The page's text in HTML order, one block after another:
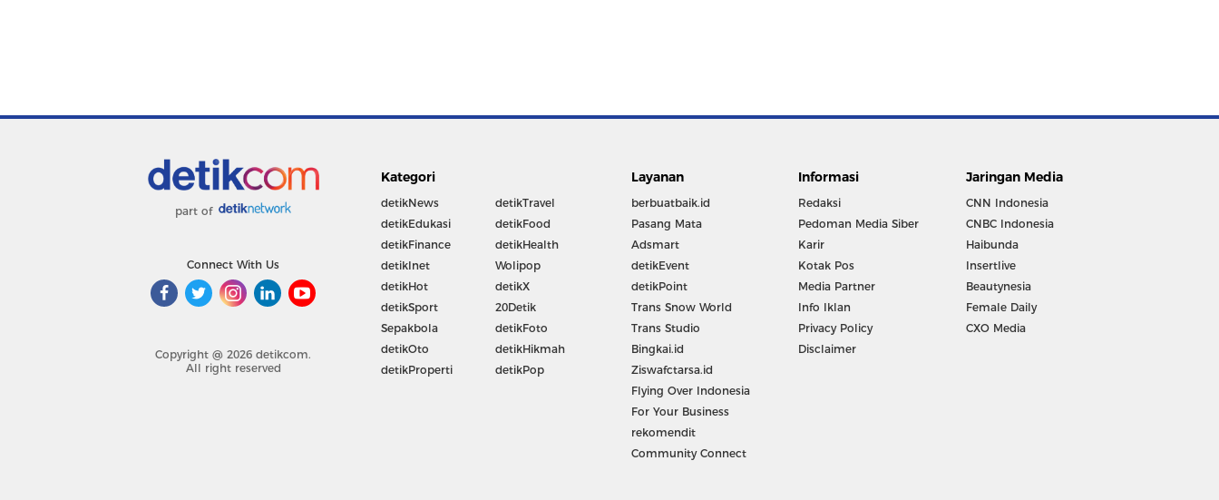
part of
Connect With Us
Copyright @ 2026 detikcom.
All right reserved
Kategori
detikNews
detikEdukasi
detikFinance
detikInet
detikHot
detikSport
Sepakbola
detikOto
detikProperti
detikTravel
detikFood
detikHealth
Wolipop
detikX
20Detik
detikFoto
detikHikmah
detikPop
Layanan
berbuatbaik.id
Pasang Mata
Adsmart
detikEvent
detikPoint
Trans Snow World
Trans Studio
Bingkai.id
Ziswafctarsa.id
Flying Over Indonesia
For Your Business
rekomendit
Community Connect
Informasi
Redaksi
Pedoman Media Siber
Karir
Kotak Pos
Media Partner
Info Iklan
Privacy Policy
Disclaimer
Jaringan Media
CNN Indonesia
CNBC Indonesia
Haibunda
Insertlive
Beautynesia
Female Daily
CXO Media